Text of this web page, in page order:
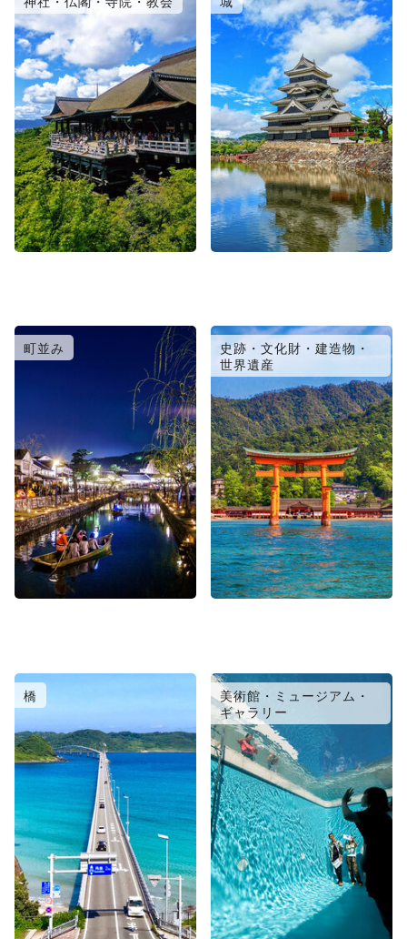
町並み
史跡・文化財・建造物・
世界遺産
橋
美術館・ミュージアム・
ギャラリー